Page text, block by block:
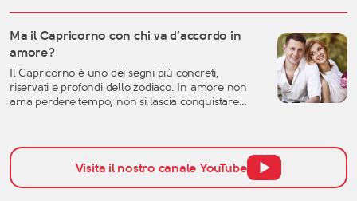
crisi sentimentale può mettere in discussione
molte certezze: l’idea che avevamo dell’amore, la
percezione […]
Ma il Capricorno con chi va d’accordo in
amore?
Il Capricorno è uno dei segni più concreti,
riservati e profondi dello zodiaco. In amore non
ama perdere tempo, non si lascia conquistare
quando si parla di affinità del Capricorno in
amore, non bisogna pensare solo all’attrazione
iniziale, ma anche alla […]Visita il nostro canale YouTube